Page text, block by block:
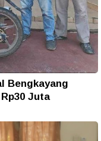
Bengkayang
Juta